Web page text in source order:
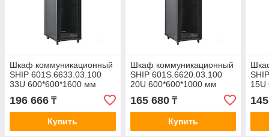
Шкаф коммуникационный
SHIP 601S.6633.03.100
33U 600*600*1600 мм
196 666 ₸
Купить
Шкаф коммуникационный
SHIP 601S.6620.03.100
20U 600*600*1000 мм
165 680₸
Купить
15U